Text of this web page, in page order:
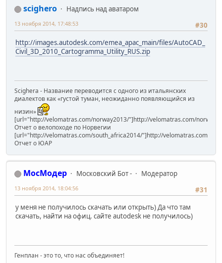
scighero
Надпись над аватаром
#30
13 ноября 2014, 17:48:53
http://images.autodesk.com/emea_apac_main/files/AutoCAD_
Civil_3D_2010_Cartogramma_Utility_RUS.zip
Scighera - Название переводится с одного из итальянских
диалектов как «густой туман, неожиданно появляющийся из
низин»
[url="http://velomatras.com/norway2013/"]http://velomatras.com/
Отчет о велопоходе по Норвегии
[url="http://velomatras.com/south_africa2014/"]http://velomatras.com/
Отчет о ЮАР
МосМодер Московский Бот -
Модератор
#31
13 ноября 2014, 18:04:56
у меня не получилось скачать или открыть) Да что там
скачать, найти на офиц. сайте autodesk не получилось)
Генплан - это то, что нас объединяет!